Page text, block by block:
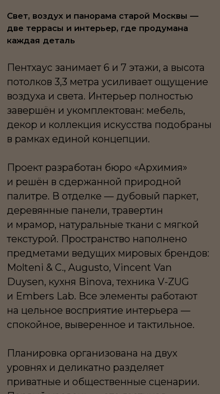
в рамках единой концепции.
Проект разработан бюро «Архимия»
и решён в сдержанной природной
деревянные панели, травертин
и мрамор, натуральные ткани с мягкой
текстурой. Пространство наполнено
предметами ведущих мировых брендов:
Molteni & C., Augusto, Vincent Van
Duysen, кухня Binova, техника V-ZUG
и Embers Lab. Все элементы работают
на цельное восприятие интерьера —
спокойное, выверенное и тактильное.
Планировка организована на двух
уровнях и деликатно разделяет
приватные и общественные сценарии.
Первый уровень — это гостиная
с собственной ванной и гардеробной,
выходом на балкон, а также гостевой
санузел и встроенные системы хранения.
На втором уровне — кабинет,
хозяйственная комната
и дополнительная гардеробная,
формирующие более уединённую часть
пространства.
Две террасы становятся естественным
продолжением интерьера. Это
полноценные открытые зоны
Москвы — для неспешных утренних
часов, встреч с друзьями или тихого
отдыха на свежем воздухе.
«Дом на Селезнёвской» — камерный